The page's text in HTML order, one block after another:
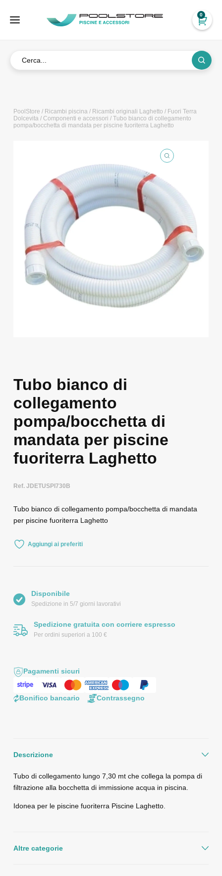
0
PoolStore / Ricambi piscina/ Ricambi originali Laghetto / Fuori Terra
Dolcevita/ Componenti e accessori / Tubo bianco di collegamento
pompa/bocchetta di mandata per piscine fuoriterra Laghetto
Tubo bianco di
collegamento
pompa/bocchetta di
mandata per piscine
fuoriterra Laghetto
Ref. JDETUSPI730B
Tubo bianco di collegamento pompa/bocchetta di mandata
per piscine fuoriterra Laghetto
Aggiungi ai preferiti
Disponibile
Spedizione in 5/7 giorni lavorativi
Spedizione gratuita con corriere espresso
Per ordini superiori a 100 €
Pagamenti sicuri
Bonifico bancario Contrassegno
Descrizione
Tubo di collegamento lungo 7,30 mt che collega la pompa di
filtrazione alla bocchetta di immissione acqua in piscina.
Idonea per le piscine fuoriterra Piscine Laghetto.
Altre categorie